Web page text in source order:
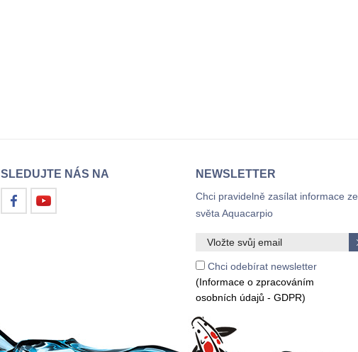
SLEDUJTE NÁS NA NEWSLETTER
Chci pravidelně zasílat informace ze
světa Aquacarpio
Chci odebírat newsletter
(Informace o zpracováním
osobních údajů - GDPR)